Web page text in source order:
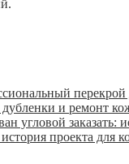
и ремонт
проекта для